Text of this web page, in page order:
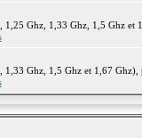
Ghz, 1,33 Ghz, 1,5 Ghz et
Ghz, 1,5 Ghz et 1,67 Ghz),